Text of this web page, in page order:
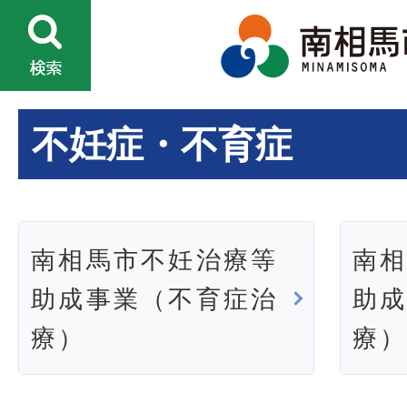
不妊症・不育症
南相馬市不妊治療等
助成事業（不育症治
療）
南
助
療）